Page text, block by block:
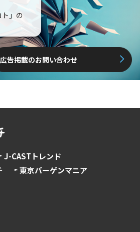
ト」の
広告掲載のお問い合わせ
J-CASTトレンド
東京バーゲンマニア